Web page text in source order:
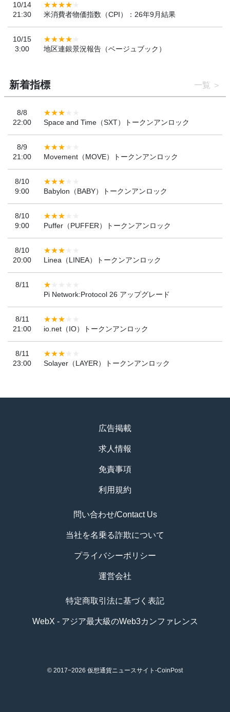
10/14
21:30
米消費者物価指数（CPI）：26年9月結果
10/15
3:00
地区連銀景況報告（ベージュブック）
新着指標 一覧
8/8
22:00
Space and Time（SXT）トークンアンロック
8/9
21:00
Movement（MOVE）トークンアンロック
8/10
9:00
Babylon（BABY）トークンアンロック
8/10
9:00
Puffer（PUFFER）トークンアンロック
8/10
20:00
Linea（LINEA）トークンアンロック
8/11
Pi Network:Protocol 26 アップグレード
8/11
21:00
io.net（IO）トークンアンロック
8/11
23:00
Solayer（LAYER）トークンアンロック
広告掲載
求人情報
免責事項
利用規約
問い合わせ/Contact Us
当社を名乗る詐欺について
プライバシーポリシー
運営会社
特定商取引法に基づく表記
WebX - アジア最大級のWeb3カンファレンス
© 2017−2026 仮想通貨ニュースサイト-CoinPost